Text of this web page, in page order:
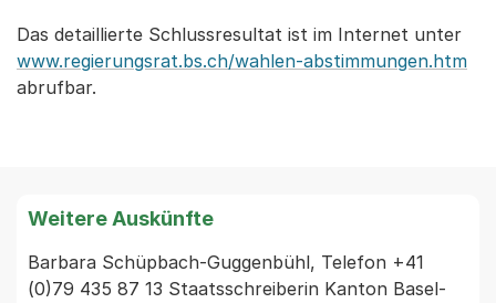
Das detaillierte Schlussresultat ist im Internet unter
www.regierungsrat.bs.ch/wahlen-abstimmungen.htm
abrufbar.
Weitere Auskünfte
Barbara Schüpbach-Guggenbühl, Telefon +41
(0)79 435 87 13 Staatsschreiberin Kanton Basel-